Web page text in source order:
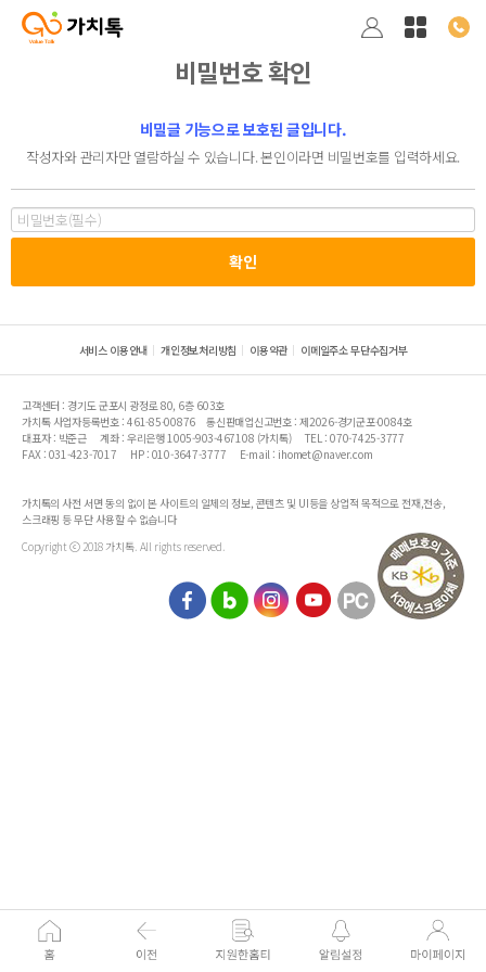
비밀번호 확인
비밀글 기능으로 보호된 글입니다.
작성자와 관리자만 열람하실 수 있습니다. 본인이라면 비밀번호를 입력하세요.
서비스 이용안내 개인정보처리방침 이용약관 이메일주소 무단수집거부
고객센터 : 경기도 군포시 광정로 80, 6층 603호
가치톡 사업자등록번호 : 461-85-00876
통신판매업신고번호 : 제2026-경기군포-0084호
대표자 : 박준근
계좌 : 우리은행 1005-903-467108 (가치톡)
TEL : 070-7425-3777
FAX : 031-423-7017
HP : 010-3647-3777 E-mail : ihomet@naver.com
가치톡의 사전 서면 동의 없이 본 사이트의 일체의 정보, 콘텐츠 및 UI등을 상업적 목적으로 전재,전송,
스크래핑 등 무단 사용할 수 없습니다
Copyright ⓒ 2018 가치톡. All rights reserved.